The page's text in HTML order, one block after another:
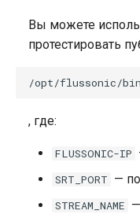
Вы можете
протестировать
, где:
FLUSSONIC-IP
SRT_PORT —
STREAM_NAME